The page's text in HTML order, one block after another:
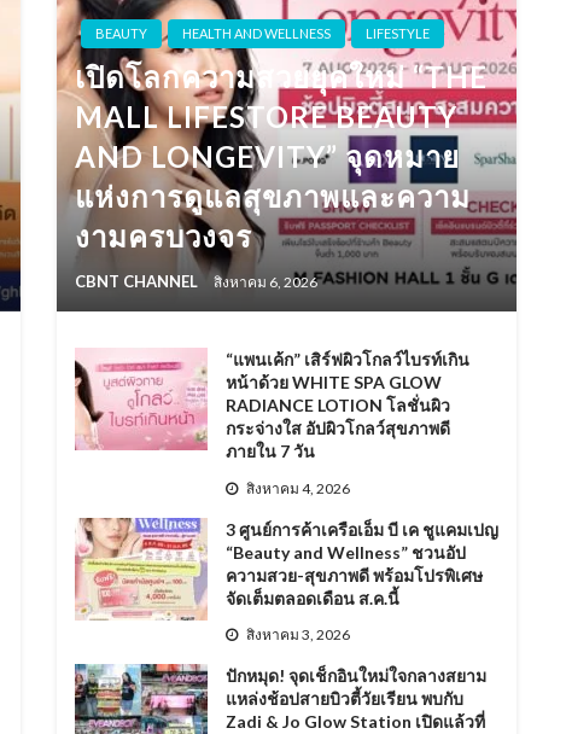
BEAUTY HEALTH AND WELLNESS LIFESTYLE
เปิดโลกความสวยยุคใหม่ “THE
MALL LIFESTORE BEAUTY
AND LONGEVITY” จุดหมาย
แห่งการดูแลสุขภาพและความ
งามครบวงจร
CBNT CHANNEL สิงหาคม 6, 2026
“แพนเค้ก” เสิร์ฟผิวโกลว์ไบรท์เกิน
หน้าด้วย WHITE SPA GLOW
RADIANCE LOTION โลชั่นผิว
กระจ่างใส อัปผิวโกลว์สุขภาพดี
ภายใน 7 วัน
สิงหาคม 4, 2026
3 ศูนย์การค้าเครือเอ็ม บี เค ชูแคมเปญ
“Beauty and Wellness” ชวนอัป
ความสวย-สุขภาพดี พร้อมโปรพิเศษ
จัดเต็มตลอดเดือน ส.ค.นี้
สิงหาคม 3, 2026
ปักหมุด! จุดเช็กอินใหม่ใจกลางสยาม
แหล่งช้อปสายบิวตี้วัยเรียน พบกับ
Zadi & Jo Glow Station เปิดแล้วที่